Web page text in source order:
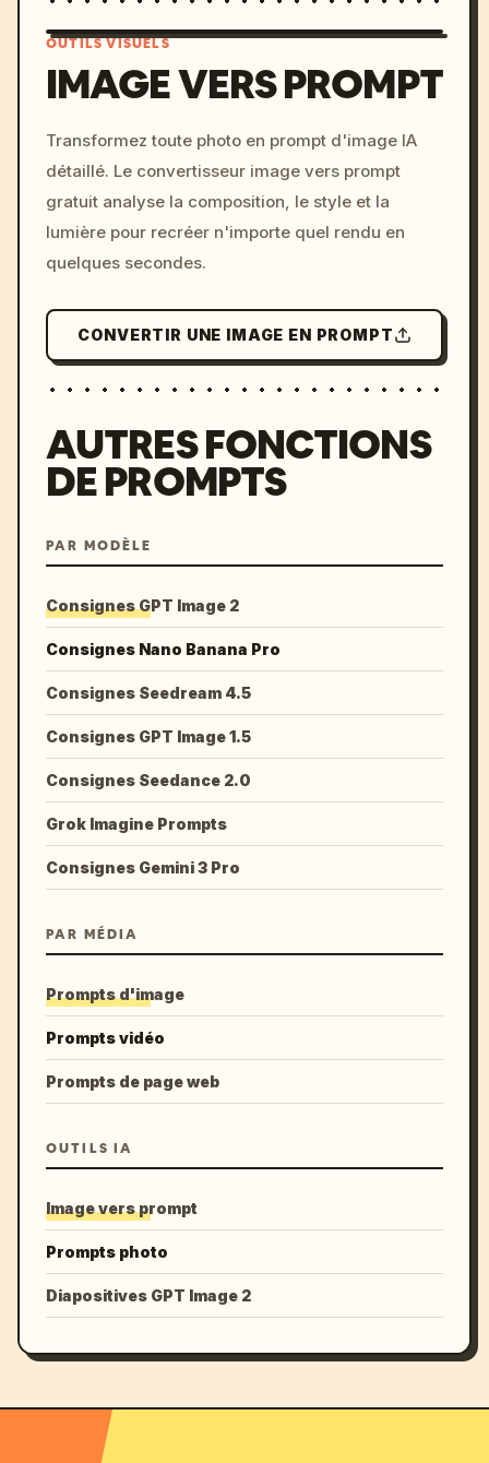
c, cyberpunk sunset, neon
colors, 8k --v 6.0
OUTILS VISUELS
IMAGE VERS PROMPT
Transformez toute photo en prompt d'image IA
détaillé. Le convertisseur image vers prompt
gratuit analyse la composition, le style et la
lumière pour recréer n'importe quel rendu en
quelques secondes.
CONVERTIR UNE IMAGE EN PROMPT
AUTRES FONCTIONS
DE PROMPTS
PAR MODÈLE
Consignes GPT Image 2
Consignes Nano Banana Pro
Consignes Seedream 4.5
Consignes GPT Image 1.5
Consignes Seedance 2.0
Grok Imagine Prompts
Consignes Gemini 3 Pro
PAR MÉDIA
Prompts d'image
Prompts vidéo
Prompts de page web
OUTILS IA
Image vers prompt
Prompts photo
Diapositives GPT Image 2